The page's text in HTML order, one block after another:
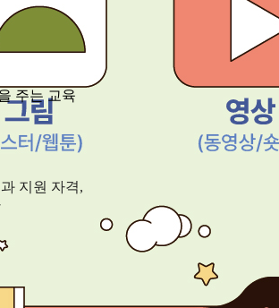
주는 교육
지원 자격,